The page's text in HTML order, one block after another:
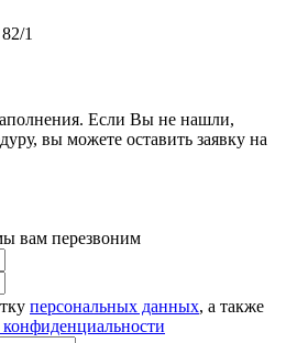
1
Если Вы не нашли,
вы можете оставить заявку на
вам перезвоним
персональных данных, а также